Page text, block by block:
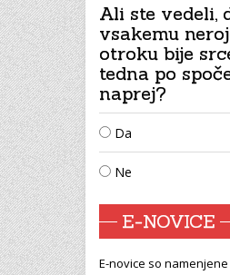
Ali ste vedeli,
vsakemu
otroku bije
tedna po
naprej?
Da
Ne
E-NOVICE
E-novice so